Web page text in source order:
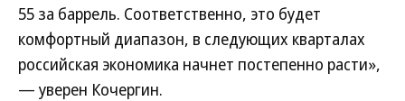
55 за баррель. Соответственно, это будет
комфортный диапазон, в следующих кварталах
российская экономика начнет постепенно расти»,
— уверен Кочергин.